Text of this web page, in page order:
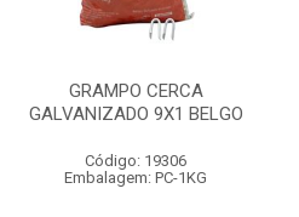
GRAMPO CERCA
GALVANIZADO 9X1 BELGO
Código: 19306
Embalagem: PC-1KG